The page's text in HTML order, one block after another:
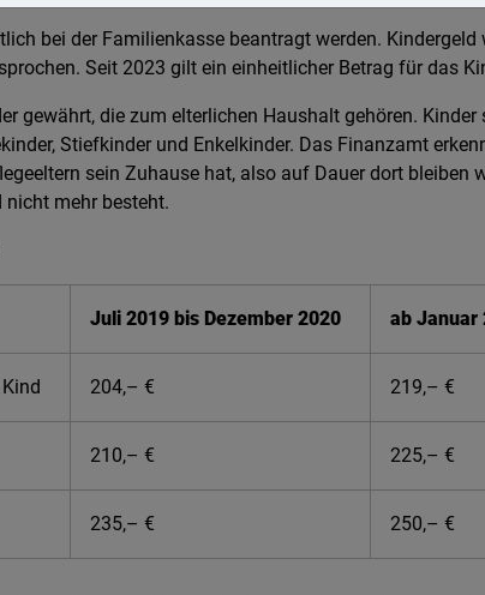
bei der Familienkasse beantragt werden.
Seit 2023 gilt ein einheitlicher Betrag für das
gewährt, die zum elterlichen Haushalt gehören.
Stiefkinder und Enkelkinder. Das Finanzamt
sein Zuhause hat, also auf Dauer dort bleiben
nicht mehr besteht.
Juli 2019 bis Dezember 2020 ab Januar
Kind 204,– € 219,– €
210,– € 225,– €
235,– € 250,– €